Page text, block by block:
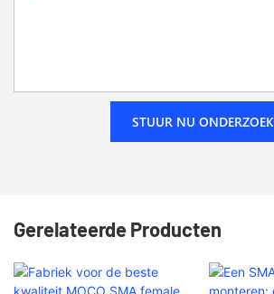
STUUR NU ONDERZOEK
Gerelateerde Producten